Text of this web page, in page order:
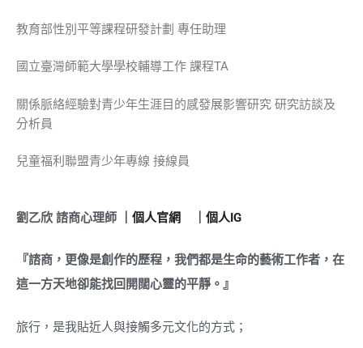
教育部性別平等課程研發計劃 專任助理
國立臺灣師範大學學校輔導工作 課程TA
關係脈絡經驗對青少年生涯目的感發展影響研究 研究訪談及
分析員
兒童福利聯盟青少年專線 接線員
劉乙欣 諮商心理師 ｜個人官網 ｜個人IG
『諮商，更像是創作的歷程，我們都是生命的藝術工作者，在
這一方天地卻能找回開闊心靈的平靜。』
旅行，是我貼近人與接觸多元文化的方式；